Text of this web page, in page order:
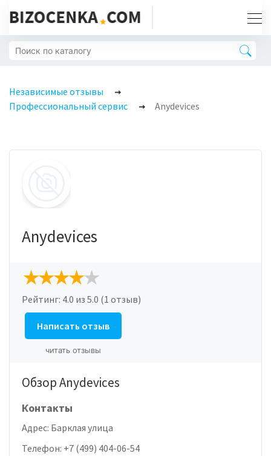
Независимые отзывы
Профессиональный сервис
Anydevices
Anydevices
Рейтинг: 4.0 из 5.0 (1 отзыв)
Написать отзыв
читать отзывы
Обзор Anydevices
Контакты
Адрес: Барклая улица
Телефон: +7 (499) 404-06-54